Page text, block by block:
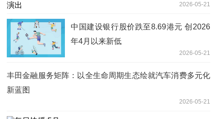
2026-05-21
中国建设银行股价跌至8.69港元 创2026
年4月以来新低
2026-05-21
丰田金融服务矩阵：以全生命周期生态绘就汽车消费多元化
新蓝图
2026-05-21